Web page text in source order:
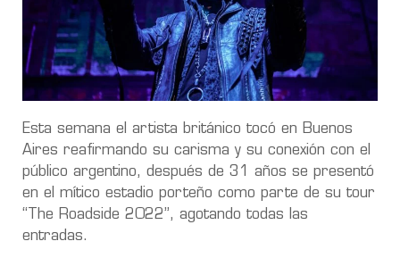
Esta semana el artista británico tocó en Buenos
Aires reafirmando su carisma y su conexión con el
público argentino, después de 31 años se presentó
en el mítico estadio porteño como parte de su tour
“The Roadside 2022”, agotando todas las
entradas.